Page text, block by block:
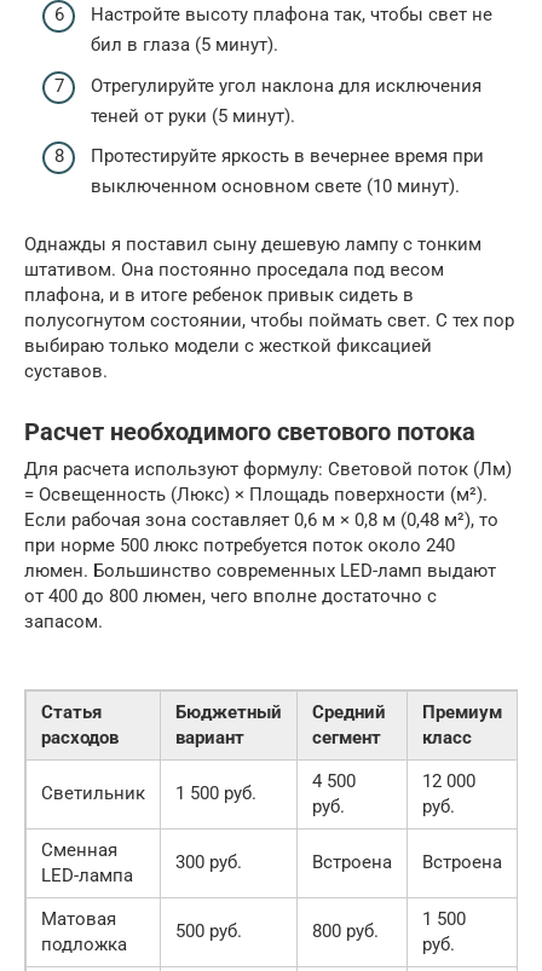
Настройте высоту плафона так, чтобы свет не
бил в глаза (5 минут).
Отрегулируйте угол наклона для исключения
теней от руки (5 минут).
Протестируйте яркость в вечернее время при
выключенном основном свете (10 минут).
Однажды я поставил сыну дешевую лампу с тонким
штативом. Она постоянно проседала под весом
плафона, и в итоге ребенок привык сидеть в
полусогнутом состоянии, чтобы поймать свет. С тех пор
выбираю только модели с жесткой фиксацией
суставов.
Расчет необходимого светового потока
Для расчета используют формулу: Световой поток (Лм)
= Освещенность (Люкс) × Площадь поверхности (м²).
Если рабочая зона составляет 0,6 м × 0,8 м (0,48 м²), то
при норме 500 люкс потребуется поток около 240
люмен. Большинство современных LED-ламп выдают
от 400 до 800 люмен, чего вполне достаточно с
запасом.
Статья
расходов
Бюджетный
вариант
Средний
сегмент
Премиум
класс
Светильник 1 500 руб.
4 500
руб.
12 000
руб.
Сменная
LED-лампа
300 руб. Встроена Встроена
Матовая
подложка
500 руб. 800 руб.
1 500
руб.